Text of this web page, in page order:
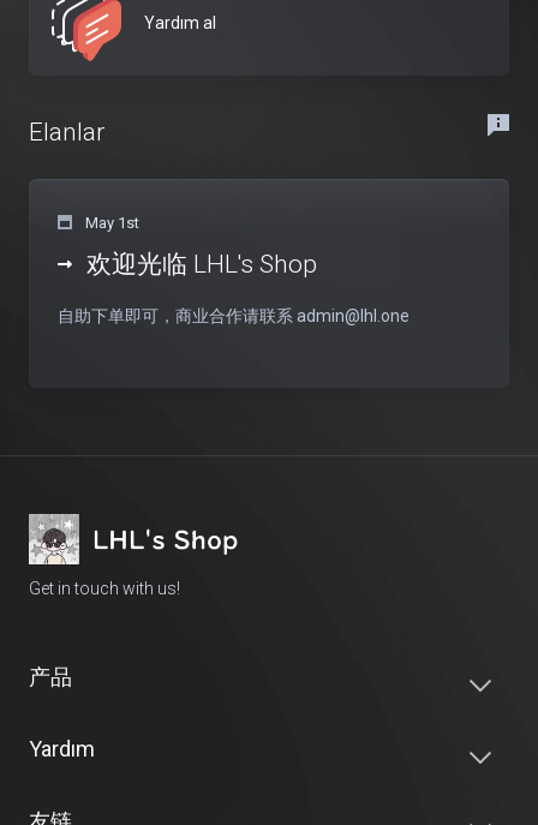
Yardım al
Elanlar
May 1st
欢迎光临 LHL's Shop
自助下单即可，商业合作请联系 admin@lhl.one
Get in touch with us!
产品
Yardım